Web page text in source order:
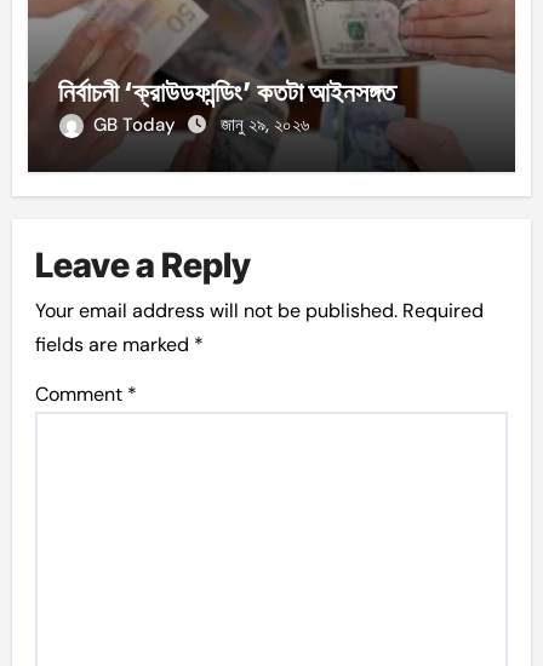
নির্বাচনী ‘ক্রাউডফান্ডিং’ কতটা আইনসঙ্গত
GB Today জানু ২৯, ২০২৬
Leave a Reply
Your email address will not be published. Required
fields are marked *
Comment *